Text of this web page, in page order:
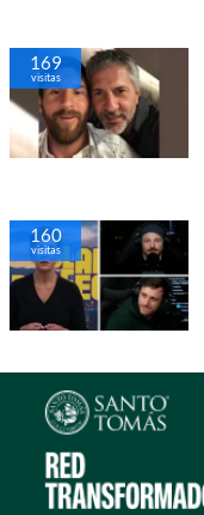
169
visitas
160
visitas